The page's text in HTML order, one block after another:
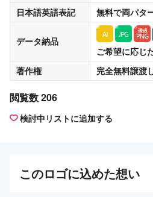
日本語英語表記
無料で両パタ
データ納品
ご希望に応じ
著作権
完全無料譲渡
閲覧数 206
検討中リストに追加する
このロゴに込めた想い